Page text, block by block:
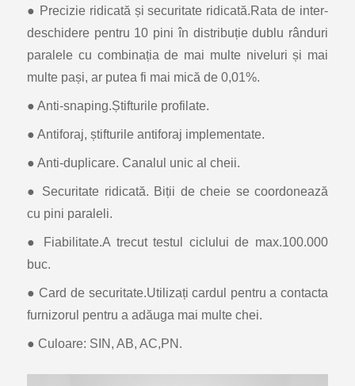
● Precizie ridicată și securitate ridicată.Rata de inter-
deschidere pentru 10 pini în distribuție dublu rânduri
paralele cu combinația de mai multe niveluri și mai
multe pași, ar putea fi mai mică de 0,01%.
● Anti-snaping.Știfturile profilate.
● Antiforaj, știfturile antiforaj implementate.
● Anti-duplicare. Canalul unic al cheii.
● Securitate ridicată. Biții de cheie se coordonează
cu pini paraleli.
● Fiabilitate.A trecut testul ciclului de max.100.000
buc.
● Card de securitate.Utilizați cardul pentru a contacta
furnizorul pentru a adăuga mai multe chei.
● Culoare: SIN, AB, AC,PN.